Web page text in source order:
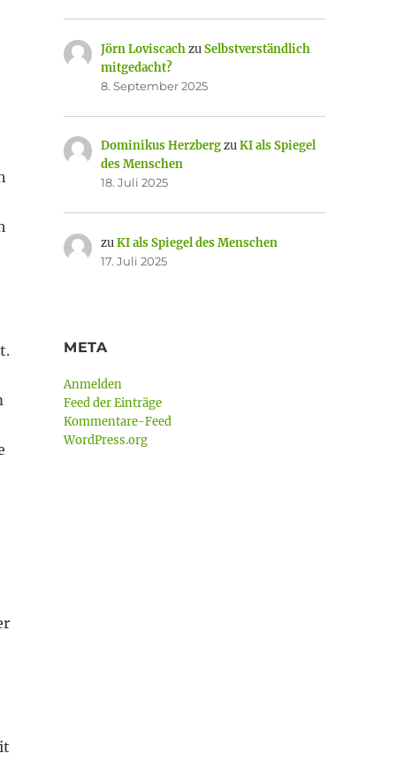
Jörn LoviscachzuSelbstverständlich
mitgedacht?
8. September 2025
Dominikus HerzbergzuKI als Spiegel
des Menschen
18. Juli 2025
zuKI als Spiegel des Menschen
17. Juli 2025
META
Anmelden
Feed der Einträge
Kommentare-Feed
WordPress.org